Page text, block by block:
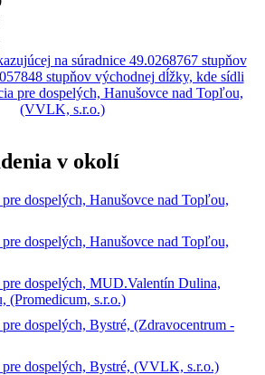
v okolí
dospelých, Hanušovce nad Topľou,
dospelých, Hanušovce nad Topľou,
pre dospelých, MUD.Valentín Dulina,
(Promedicum, s.r.o.)
dospelých, Bystré, (Zdravocentrum -
pre dospelých, Bystré, (VVLK, s.r.o.)